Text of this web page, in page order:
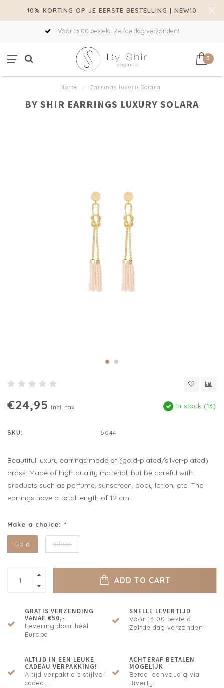
10% KORTING OP JE EERSTE BESTELLING | NEW10
Vóór 13:00 besteld. Zelfde dag verzonden!
0
Home / Earrings luxury Solara
BY SHIR EARRINGS LUXURY SOLARA
€24,95 Incl. tax In stock (13)
SKU: 5044
Beautiful luxury earrings made of (gold-plated/silver-plated)
brass. Made of high-quality material, but be careful with
products such as perfume, sunscreen, body lotion, etc. The
earrings have a total length of 12 cm.
Make a choice: *
Gold Silver
ADD TO CART
GRATIS VERZENDING
VANAF €50,-
Levering door héél
Europa
SNELLE LEVERTIJD
Vóór 13:00 besteld.
Zelfde dag verzonden!
ALTIJD IN EEN LEUKE
CADEAU VERPAKKING!
Altijd verpakt als stijlvol
cadeau!
ACHTERAF BETALEN
MOGELIJK
Betaal eenvoudig via
Riverty